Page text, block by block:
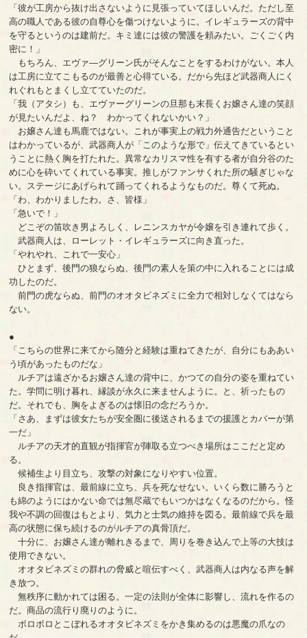
「彼が工房から抜け出さないように見張っていてほしいんだ。ただし至
高の職人である彼の自尊心を傷つけないように。イレギュラーズの背中
を守るというのは建前だ。キミ達には彼の警護を頼みたい。ごくごく内
密に！」
もちろん、エヴァ―グリーン氏がそんなことをするわけがない。本人
は工房に立てこもるのが最善と心得ている。だから先ほど武器商人にく
れぐれもとまくし立てていたのだ。
「我（アタシ）も、エヴァーグリーンの旦那も末長くお嬢さん達の笑顔
が見たいんだよ、ね？ わかってくれないかい？」
お嬢さん達も馬鹿ではない。これが事実上の戦力外通告だということ
はわかっているが、武器商人が「このような形で」伝えてきているとい
うことに熱く胸を打たれた。異常なカリスマ性を有する者が自分谷のた
めに心を砕いてくれている事実。推しがファンサくれた所の騒ぎじゃな
い。ステージにあげられて踊ってくれるようなものだ。尊くて死ぬ。
「わ、わかりましたわ。さ、皆様」
「急いで！」
どこぞの笛吹き男よろしく、レニンスカヤが令嬢を引き連れて歩く。
武器商人は、ローレット・イレギュラーズに向き直った。
「やれやれ、これで一安心」
ひとまず、後門の狼ならぬ、後門の素人を策の中に入れることには成
功したのだ。
前門の虎ならぬ、前門のオオタビネズミに全力で相対しなくてはなら
ない。
●
「こちらの世界に来てから随分と経験は重ねてきたが、自分にもああい
う頃があったものだな」
ルチアは遠ざかるお嬢さん達の背中に、かつての自分の姿を重ねてい
た。学問に明け暮れ、縁談が永久に来ませんように。と、祈ったもの
だ。それでも、胸をよぎるのは懐旧の念だろうか。
「さあ、まずは彼女たちが安全圏に後送されるまでの援護とカバーが第
一だ」
ルチアの天才的直観が指揮官が陣取る立つべき場所はここだと定め
る。
候補生より目立ち、攻撃の対象になりやすい位置。
良き指揮官は、最前線に立ち、兵を死なせない。いくら数に勝ろうと
も綿のようにはかない命では無尽蔵でもいつかはなくなるのだから。怪
我や不調の回復はもとより、気力と士気の維持を図る。最前線で兵を最
高の状態に保ち続けるのがルチアの真骨頂だ。
十分に、お嬢さん達が離れきるまで、周りを巻き込んで上等の大技は
使用できない。
オオタビネズミの群れの脅威と喧伝すべく、武器商人は内なる声を解
き放つ。
無秩序に動かれては困る。一定の法則が全体に影響し、流れを作るの
だ。商品の流行り廃りのように。
ボロボロとこぼれるオオタビネズミをかき集めるのは悪魔の爪なの